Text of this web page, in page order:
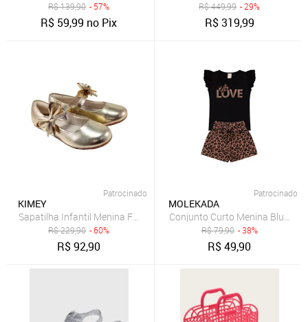
R$139,90 - 57%
R$ 59,99 no Pix
R$449,99 - 29%
R$319,99
Patrocinado
KIMEY
Sapatilha Infantil Menina Fechamento Fácil Laço Removível Sapato
R$229,90 - 60%
R$92,90
Patrocinado
MOLEKADA
Conjunto Curto Menina Blusa e
R$79,90 - 38%
R$49,90